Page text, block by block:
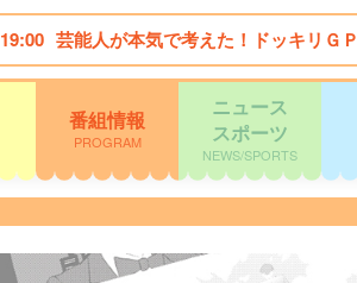
19:00 芸能人が本気で考えた！ドッキリＧＰ
番組情報
PROGRAM
ニュース
スポーツ
NEWS/SPORTS